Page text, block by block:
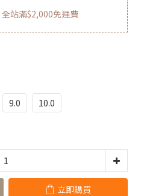
站滿$2,000免運費
9.0 10.0
立即購買